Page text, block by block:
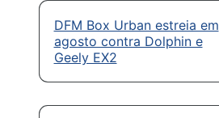
DFM Box Urban estreia em
agosto contra Dolphin e
Geely EX2